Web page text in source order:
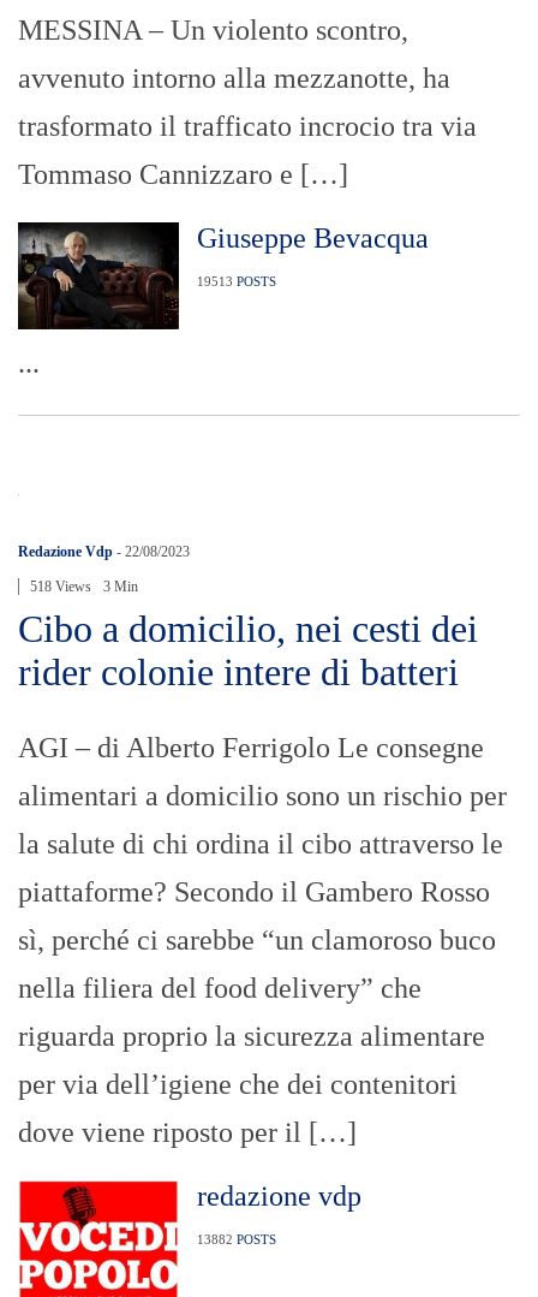
MESSINA – Un violento scontro,
avvenuto intorno alla mezzanotte, ha
trasformato il trafficato incrocio tra via
Tommaso Cannizzaro e […]
Giuseppe Bevacqua
19513 POSTS
...
Redazione Vdp - 22/08/2023
518 Views 3 Min
Cibo a domicilio, nei cesti dei
rider colonie intere di batteri
AGI – di Alberto Ferrigolo Le consegne
alimentari a domicilio sono un rischio per
la salute di chi ordina il cibo attraverso le
piattaforme? Secondo il Gambero Rosso
sì, perché ci sarebbe “un clamoroso buco
nella filiera del food delivery” che
riguarda proprio la sicurezza alimentare
per via dell’igiene che dei contenitori
dove viene riposto per il […]
redazione vdp
13882 POSTS